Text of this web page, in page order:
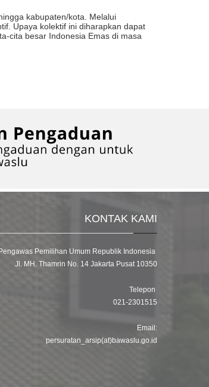
kabupaten/kota. Melalui
Upaya kolektif ini diharapkan dapat
cita besar Indonesia Emas di masa
KONTAK KAMI
Pemilihan Umum Republik Indonesia
Jl. MH. Thamrin No. 14 Jakarta Pusat 10350
Telepon
021-2301515
Email:
persuratan_arsip(at)bawaslu.go.id